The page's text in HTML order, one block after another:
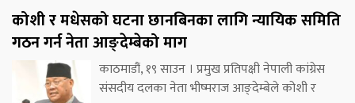
कोशी र मधेसको घटना छानबिनका लागि न्यायिक समिति
गठन गर्न नेता आङ्देम्बेको माग
काठमाडौं, १९ साउन । प्रमुख प्रतिपक्षी नेपाली कांग्रेस
संसदीय दलका नेता भीष्मराज आङ्देम्बेले कोशी र